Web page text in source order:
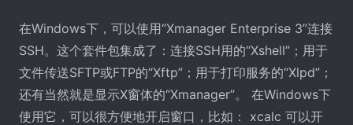
在Windows下，可以使用“Xmanager Enterprise 3”连接
SSH。这个套件包集成了：连接SSH用的“Xshell”；用于
文件传送SFTP或FTP的“Xftp”；用于打印服务的“Xlpd”；
还有当然就是显示X窗体的“Xmanager”。 在Windows下
使用它，可以很方便地开启窗口，比如： xcalc 可以开